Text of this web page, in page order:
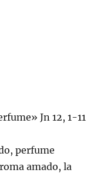
Jn 12, 1-11
perfume
amado, la